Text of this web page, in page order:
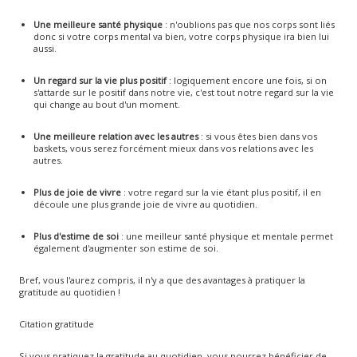
Une meilleure santé physique : n'oublions pas que nos corps sont liés
donc si votre corps mental va bien, votre corps physique ira bien lui
aussi.
Un regard sur la vie plus positif: logiquement encore une fois, si on
s'attarde sur le positif dans notre vie, c'est tout notre regard sur la vie
qui change au bout d'un moment.
Une meilleure relation avec les autres: si vous êtes bien dans vos
baskets, vous serez forcément mieux dans vos relations avec les
autres.
Plus de joie de vivre: votre regard sur la vie étant plus positif, il en
découle une plus grande joie de vivre au quotidien.
Plus d'estime de soi: une meilleur santé physique et mentale permet
également d'augmenter son estime de soi.
Bref, vous l'aurez compris, il n'y a que des avantages à pratiquer la
gratitude au quotidien !
Citation gratitude